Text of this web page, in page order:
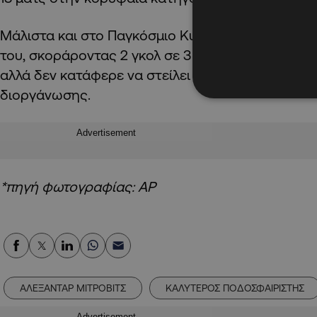
Μάλιστα και στο Παγκόσμιο Κύπελλο
του, σκοράροντας 2 γκολ σε 3 ματς και
αλλά δεν κατάφερε να στείλει τη Σερβία στα νοκ-
διοργάνωσης.
Advertisement
*πηγή φωτογραφίας: AP
ΑΛΕΞΑΝΤΑΡ ΜΙΤΡΟΒΙΤΣ ΚΑΛΥΤΕΡΟΣ ΠΟΔΟΣΦΑΙΡΙΣΤΗΣ